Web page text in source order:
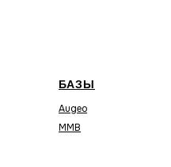
БАЗЫ
Augeo
MMB